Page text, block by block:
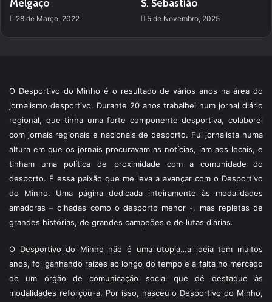
Melgaço
28 de Março, 2022
S. Sebastião
5 de Novembro, 2025
O Desportivo do Minho é o resultado de vários anos na área do
jornalismo desportivo. Durante 20 anos trabalhei num jornal diário
regional, que tinha uma forte componente desportiva, colaborei
com jornais regionais e nacionais de desporto. Fui jornalista numa
altura em que os jornais procuravam as notícias, iam aos locais, e
tinham uma política de proximidade com a comunidade do
desporto. É essa paixão que me leva a avançar com o Desportivo
do Minho. Uma página dedicada inteiramente às modalidades
amadoras – olhadas como o desporto menor -, mas repletas de
grandes histórias, de grandes campeões e de lutas diárias.
O Desportivo do Minho não é uma utopia…a ideia tem muitos
anos, foi ganhando raízes ao longo do tempo e a falta no mercado
de um órgão de comunicação social que dê destaque às
modalidades reforçou-a. Por isso, nasceu o Desportivo do Minho,